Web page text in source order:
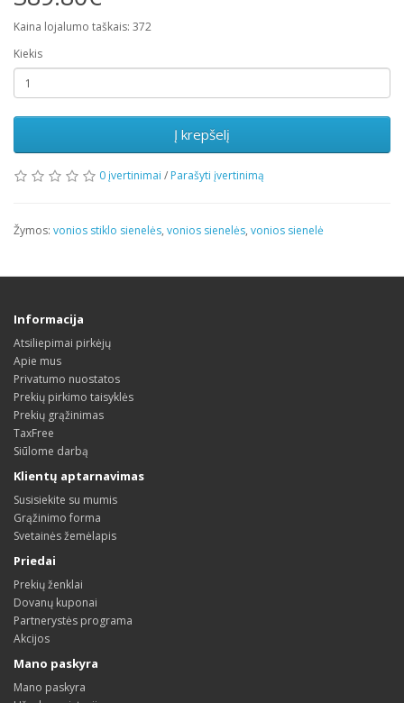
Kaina lojalumo taškais: 372
Kiekis
Į krepšelį
0 įvertinimai / Parašyti įvertinimą
Žymos: vonios stiklo sienelės, vonios sienelės, vonios sienelė
Informacija
Atsiliepimai pirkėjų
Apie mus
Privatumo nuostatos
Prekių pirkimo taisyklės
Prekių grąžinimas
TaxFree
Siūlome darbą
Klientų aptarnavimas
Susisiekite su mumis
Grąžinimo forma
Svetainės žemėlapis
Priedai
Prekių ženklai
Dovanų kuponai
Partnerystės programa
Akcijos
Mano paskyra
Mano paskyra